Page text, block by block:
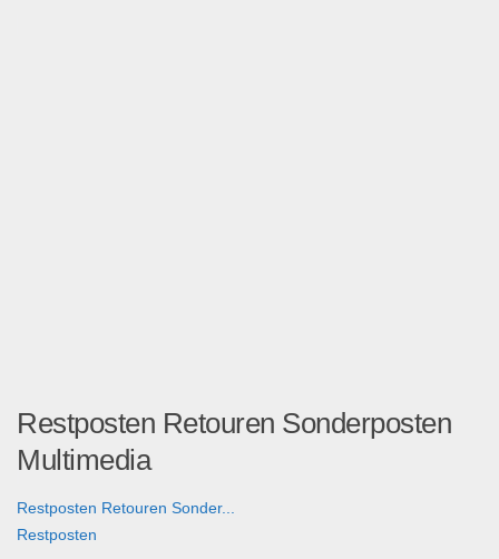
Restposten Retouren Sonderposten
Multimedia
Restposten Retouren Sonder...
Restposten